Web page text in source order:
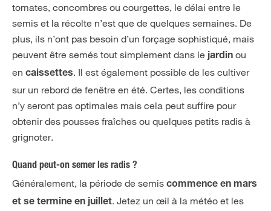
tomates, concombres ou courgettes, le délai entre le
semis et la récolte n’est que de quelques semaines. De
plus, ils n’ont pas besoin d’un forçage sophistiqué, mais
peuvent être semés tout simplement dans le jardin ou
en caissettes. Il est également possible de les cultiver
sur un rebord de fenêtre en été. Certes, les conditions
n’y seront pas optimales mais cela peut suffire pour
obtenir des pousses fraîches ou quelques petits radis à
grignoter.
Quand peut-on semer les radis ?
Généralement, la période de semis commence en mars
et se termine en juillet. Jetez un œil à la météo et les